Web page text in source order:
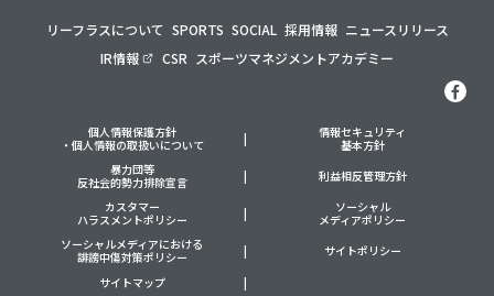
リーフラスについて SPORTS SOCIAL 採用情報 ニュースリリース
IR情報
CSR スポーツマネジメントアカデミー
個人情報保護方針
・個人情報の取扱いについて
情報セキュリティ
基本方針
暴力団等
反社会的勢力排除宣言
利益相反管理方針
カスタマー
ハラスメントポリシー
ソーシャル
メディアポリシー
ソーシャルメディアにおける
誹謗中傷対策ポリシー
サイトポリシー
サイトマップ